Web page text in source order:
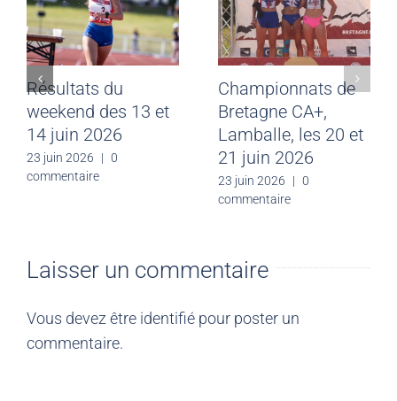
Résultats du
weekend des 13 et
14 juin 2026
23 juin 2026 | 0
commentaire
Championnats de
Bretagne CA+,
Lamballe, les 20 et
21 juin 2026
23 juin 2026 | 0
commentaire
Laisser un commentaire
Vous devez être identifié pour poster un
commentaire.